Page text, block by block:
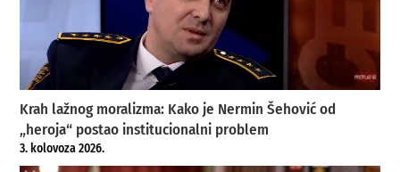
Krah lažnog moralizma: Kako je Nermin Šehović od
„heroja“ postao institucionalni problem
3. kolovoza 2026.